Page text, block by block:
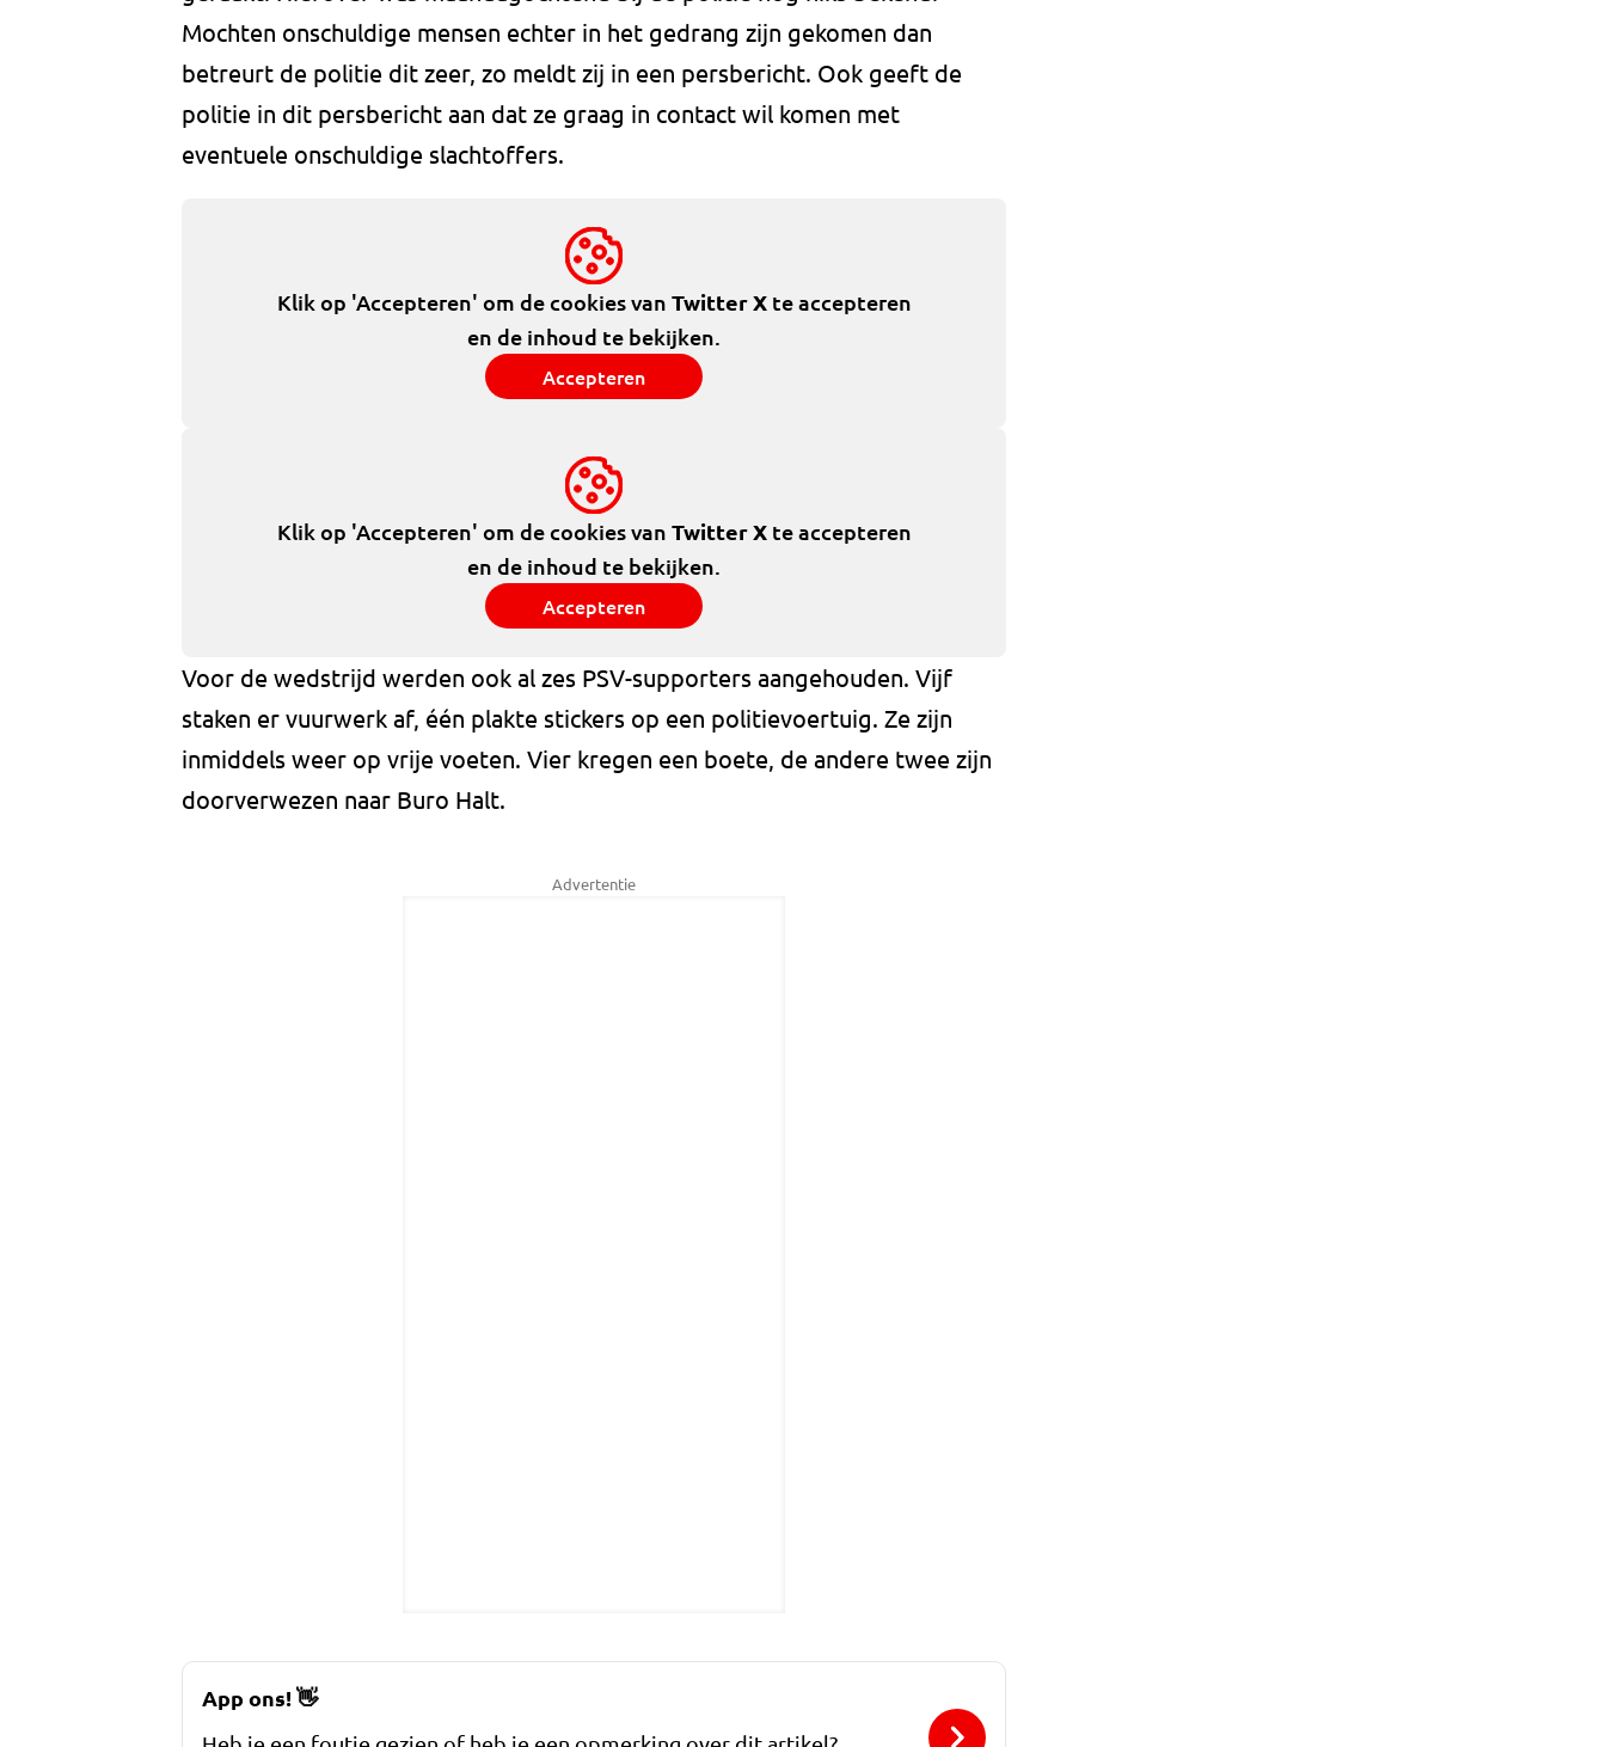
Mochten onschuldige mensen echter in het gedrang zijn gekomen dan
betreurt de politie dit zeer, zo meldt zij in een persbericht. Ook geeft de
politie in dit persbericht aan dat ze graag in contact wil komen met
eventuele onschuldige slachtoffers.
Klik op 'Accepteren' om de cookies van Twitter Xte accepteren
en de inhoud te bekijken.
Accepteren
Klik op 'Accepteren' om de cookies van Twitter Xte accepteren
en de inhoud te bekijken.
Accepteren
Voor de wedstrijd werden ook al zes PSV-supporters aangehouden. Vijf
staken er vuurwerk af, één plakte stickers op een politievoertuig. Ze zijn
inmiddels weer op vrije voeten. Vier kregen een boete, de andere twee zijn
doorverwezen naar Buro Halt.
Advertentie
App ons!👋